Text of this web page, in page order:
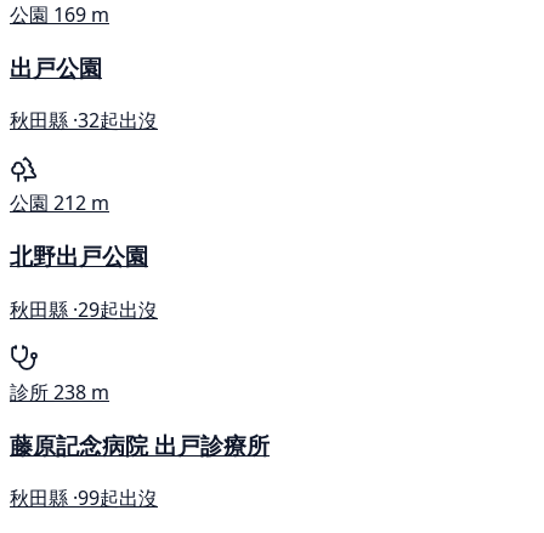
公園 169 m
出戸公園
秋田縣 ·32起出沒
公園 212 m
北野出戸公園
秋田縣 ·29起出沒
診所238 m
藤原記念病院 出戸診療所
秋田縣 ·99起出沒